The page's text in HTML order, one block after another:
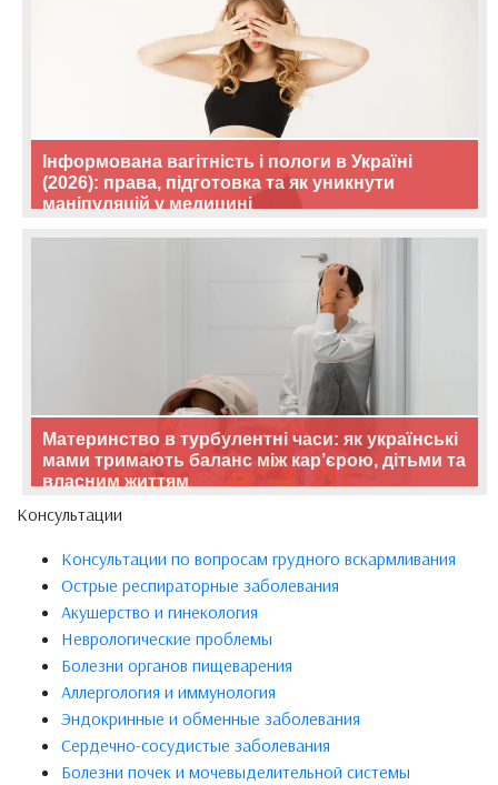
Інформована вагітність і пологи в Україні
(2026): права, підготовка та як уникнути
маніпуляцій у медицині
Материнство в турбулентні часи: як українські
мами тримають баланс між кар’єрою, дітьми та
власним життям
Консультации
Консультации по вопросам грудного вскармливания
Острые респираторные заболевания
Акушерство и гинекология
Неврологические проблемы
Болезни органов пищеварения
Аллергология и иммунология
Эндокринные и обменные заболевания
Сердечно-сосудистые заболевания
Болезни почек и мочевыделительной системы